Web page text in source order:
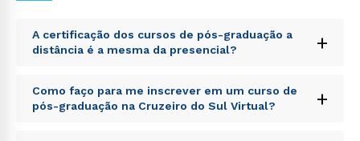
A certificação dos cursos de pós-graduação a
distância é a mesma da presencial?
+
Sed ut perspiciatis unde omnis iste natus error sit
voluptatem accusantium doloremque laudantium,
totam rem aperiam, eaque ipsa quae ab illo inventore
Como faço para me inscrever em um curso de
pós-graduação na Cruzeiro do Sul Virtual?
+